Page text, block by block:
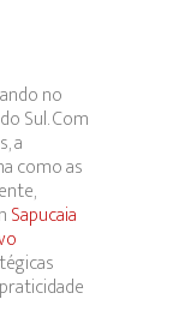
no
Sul. Com
a
como as
Sapucaia